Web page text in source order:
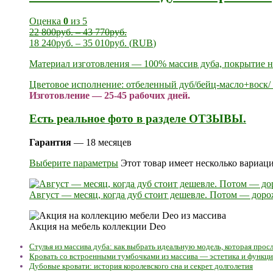
Оценка 0 из 5
22 800руб.–43 770руб.
18 240руб. – 35 010руб. (RUB)
Материал изготовления — 100% массив дуба, покрытие
Цветовое исполнение: отбеленный дуб/бейц-
Изготовление — 25-45 рабочих дней.
Есть реальное фото в разделе ОТЗЫВЫ.
Гарантия — 18 месяцев
Выберите параметры Этот товар имеет несколько
Август — месяц, когда дуб стоит дешевле. Потом —
Акция на мебель коллекции Deo
Стулья из массива дуба: как выбрать идеальную модель, которая
Кровать со встроенными тумбочками из массива — эстетика и
Дубовые кровати: история королевского сна и секрет долголетия